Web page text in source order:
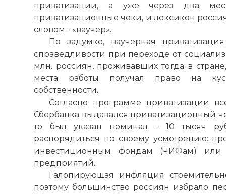
приватизации, а уже через два
приватизационные чеки, и лексикон
словом - «ваучер».
По задумке, ваучерная
справедливости при переходе от
млн. россиян, проживавших тогда в
места работы получал право на
собственности.
Согласно программе приватизации
Сбербанка выдавался приватизационный
то был указан номинал - 10 тысяч
распорядиться по своему усмотрению:
инвестиционным фондам (ЧИФам) или
предприятий.
Галопирующая инфляция
поэтому большинство россиян избрало